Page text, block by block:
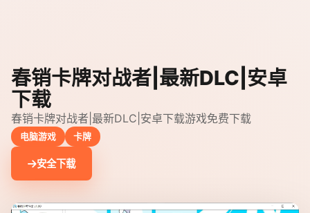
春销卡牌对战者|最新DLC|安卓
下载
春销卡牌对战者|最新DLC|安卓下载游戏免费下载
电脑游戏 卡牌
安全下载